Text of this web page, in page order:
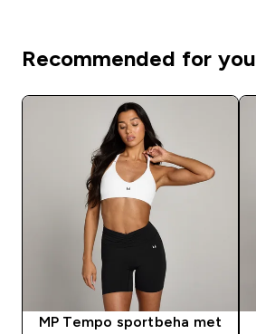
Recommended for you
MP Tempo sportbeha met